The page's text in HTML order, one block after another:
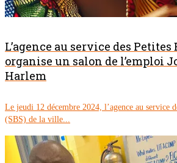
L’agence au service des
organise un salon de l’emploi
Harlem
Le jeudi 12 décembre 2024, l’agence au service
(SBS) de la ville...